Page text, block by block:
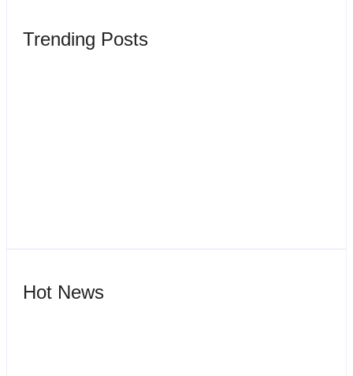
Trending Posts
Hot News